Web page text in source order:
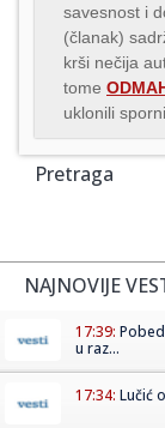
savesnost i
(članak)
krši nečija
tome
uklonili
Pretraga
NAJNOVIJE
17:39:
u raz...
17:34: Lučić